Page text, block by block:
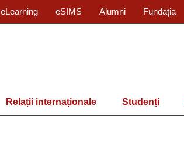
eLearning eSIMS Alumni Fundaţia
Relații internaționale Studenți